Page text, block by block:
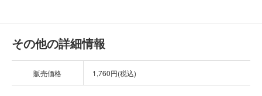
その他の詳細情報
販売価格 1,760円(税込)